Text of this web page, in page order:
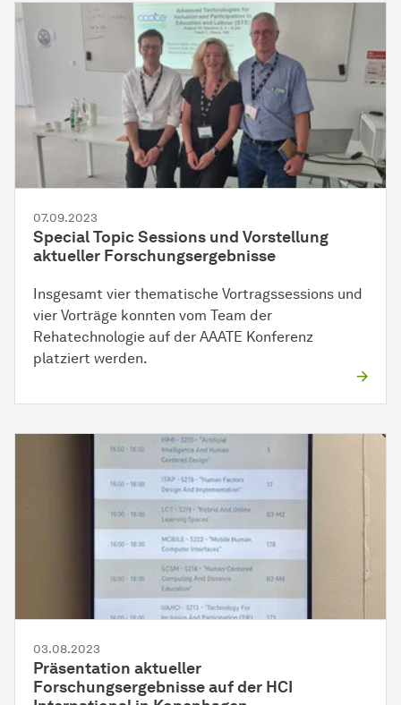
07.09.2023
Special Topic Sessions und Vorstellung
aktueller Forschungsergebnisse
Insgesamt vier thematische Vortragssessions und
vier Vorträge konnten vom Team der
Rehatechnologie auf der AAATE Konferenz
platziert werden.
03.08.2023
Präsentation aktueller
Forschungsergebnisse auf der HCI